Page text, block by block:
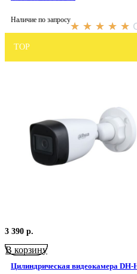
Наличие по запросу
★ ★ ★ ★ ★
TOP
3 390 р.
В корзину
Цилиндрическая видеокамера